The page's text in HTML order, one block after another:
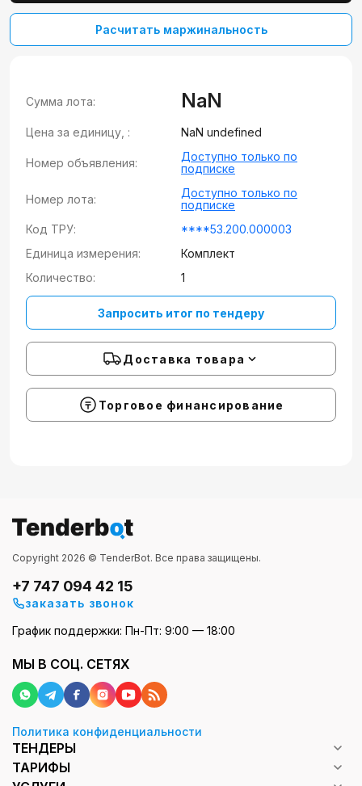
Расчитать маржинальность
Сумма лота: NaN
Цена за единицу, : NaN undefined
Номер объявления:
Доступно только по
подписке
Номер лота:
Доступно только по
подписке
Код ТРУ:
****53.200.000003
Единица измерения:
Комплект
Количество:
1
Запросить итог по тендеру
Доставка товара
Торговое финансирование
Copyright 2026 © TenderBot. Все права защищены.
+7 747 094 42 15
заказать звонок
График поддержки: Пн-Пт: 9:00 — 18:00
МЫ В СОЦ. СЕТЯХ
Политика конфиденциальности
ТЕНДЕРЫ
ТАРИФЫ